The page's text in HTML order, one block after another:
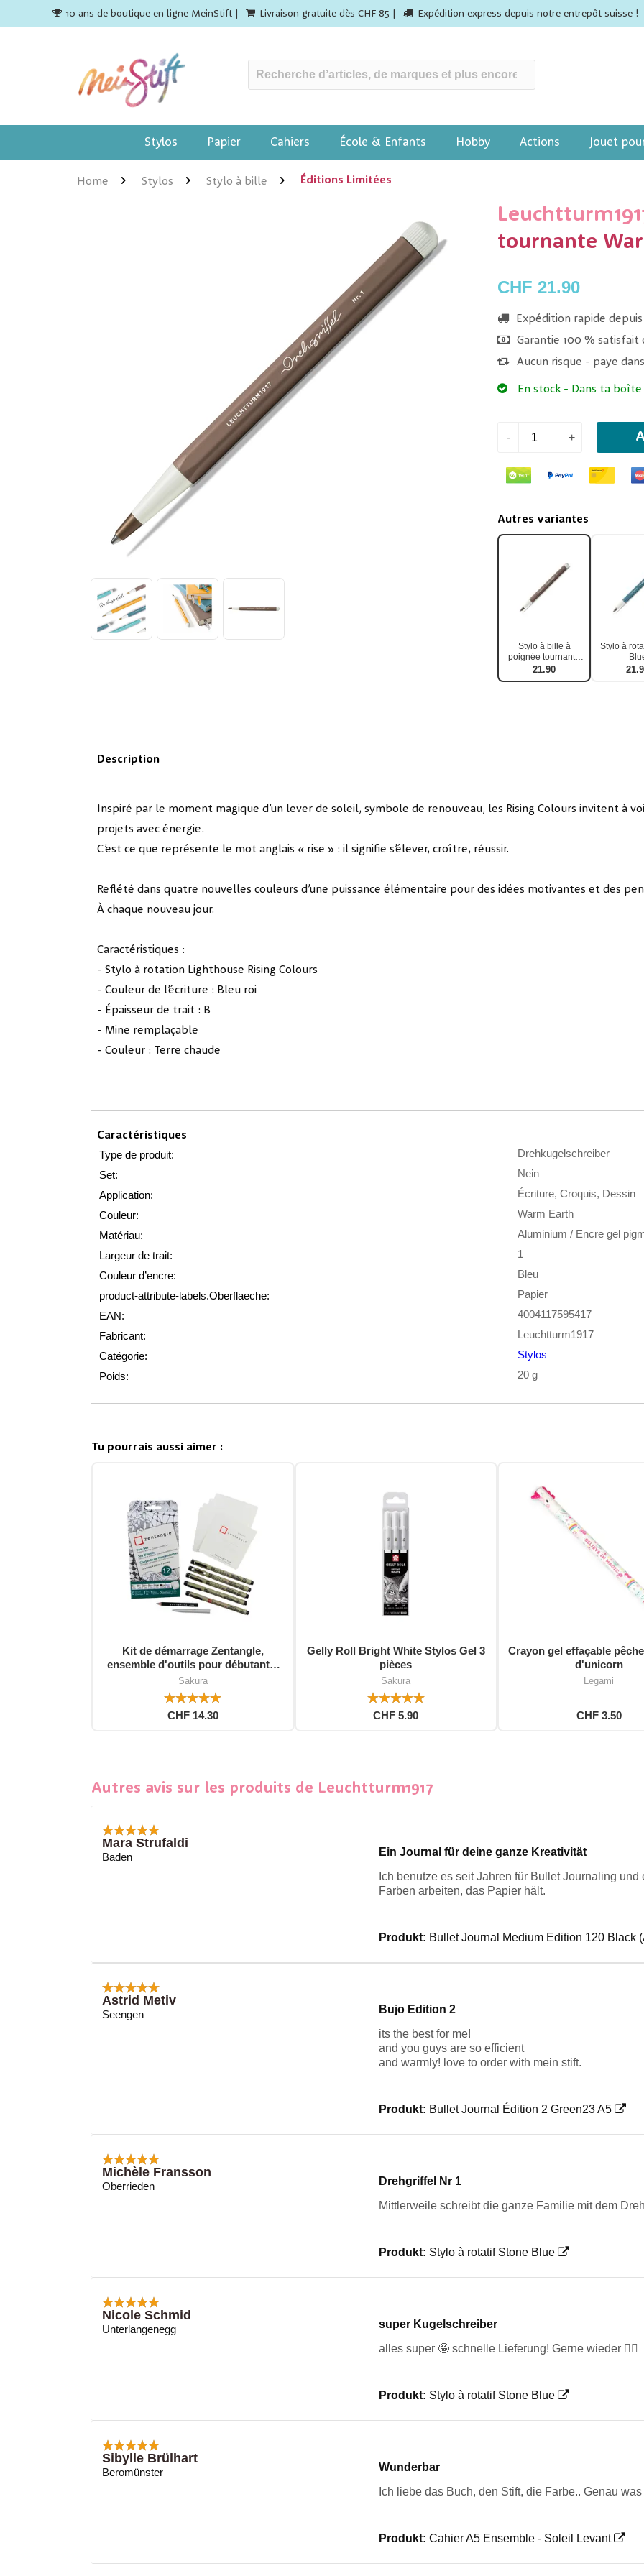
10 ans de boutique en ligne MeinStift | Livraison gratuite dès CHF 85 | Expédition express depuis notre entrepôt suisse !
Stylos Papier Cahiers École & Enfants Hobby Actions Jouet
Home Stylos Stylo à bille Éditions Limitées
tournante
CHF 21.90
Expédition rapide
Garantie 100 % satisfait
Aucun risque - paye
En stock - Dans ta
- +
Autres variantes
Stylo à bille à
poignée tournante
Warm Earth
21.90
Stylo à
Description
Inspiré par le moment magique d’un lever de soleil, symbole de renouveau, les Rising Colours invitent à
projets avec énergie.
C’est ce que représente le mot anglais « rise » : il signifie s’élever, croître, réussir.
Reflété dans quatre nouvelles couleurs d’une puissance élémentaire pour des idées motivantes et des
À chaque nouveau jour.
Caractéristiques :
- Stylo à rotation Lighthouse Rising Colours
- Couleur de l’écriture : Bleu roi
- Épaisseur de trait : B
- Mine remplaçable
- Couleur : Terre chaude
Caractéristiques
Type de produit:
Drehkugelschreiber
Set:
Nein
Application:
Écriture, Croquis, Dessin
Couleur:
Warm Earth
Matériau:
Aluminium / Encre gel
Largeur de trait:
1
Couleur d’encre:
Bleu
product-attribute-labels.Oberflaeche:
Papier
EAN:
4004117595417
Fabricant:
Leuchtturm1917
Catégorie:
Stylos
Poids:
20 g
Tu pourrais aussi aimer :
Kit de démarrage Zentangle,
ensemble d'outils pour débutants,
12 pièces
Sakura
CHF 14.30
Gelly Roll Bright White Stylos Gel 3
pièces
Sakura
CHF 5.90
Crayon gel effaçable
d'unicorn
Legami
CHF 3.50
Autres avis sur les produits de Leuchtturm1917
Mara Strufaldi
Baden
Ein Journal für deine ganze Kreativität
Ich benutze es seit Jahren für Bullet Journaling
Farben arbeiten, das Papier hält.
Produkt: Bullet Journal Medium Edition 120 Black
Astrid Metiv
Seengen
Bujo Edition 2
its the best for me!
and you guys are so efficient
and warmly! love to order with mein stift.
Produkt: Bullet Journal Édition 2 Green23 A5
Michèle Fransson
Oberrieden
Drehgriffel Nr 1
Mittlerweile schreibt die ganze Familie mit dem
Produkt: Stylo à rotatif Stone Blue
Nicole Schmid
Unterlangenegg
super Kugelschreiber
alles super 🤩 schnelle Lieferung! Gerne wieder 👌🏻
Produkt: Stylo à rotatif Stone Blue
Sibylle Brülhart
Beromünster
Wunderbar
Ich liebe das Buch, den Stift, die Farbe.. Genau
Produkt:Cahier A5 Ensemble - Soleil Levant